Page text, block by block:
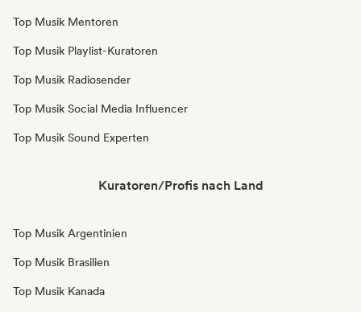
Top Musik Mentoren
Top Musik Playlist-Kuratoren
Top Musik Radiosender
Top Musik Social Media Influencer
Top Musik Sound Experten
Kuratoren/Profis nach Land
Top Musik Argentinien
Top Musik Brasilien
Top Musik Kanada